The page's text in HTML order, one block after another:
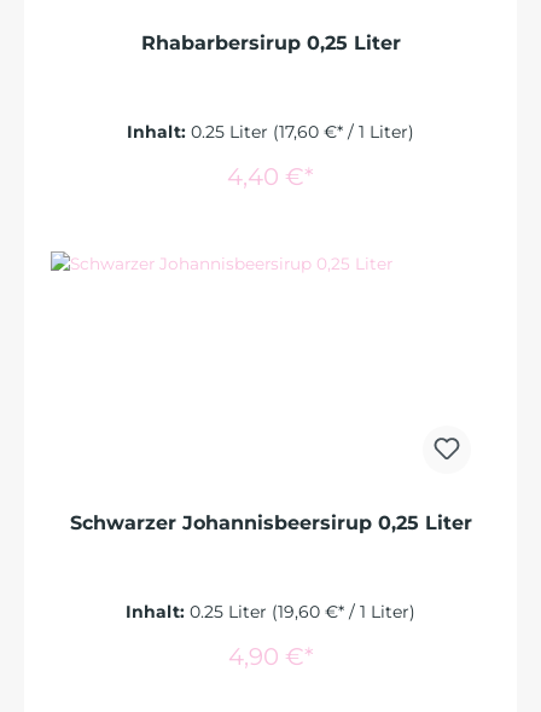
Rhabarbersirup 0,25 Liter
Inhalt: 0.25 Liter (17,60 €* / 1 Liter)
4,40 €*
In den Warenkorb
Schwarzer Johannisbeersirup 0,25 Liter
Inhalt: 0.25 Liter (19,60 €* / 1 Liter)
4,90 €*
In den Warenkorb